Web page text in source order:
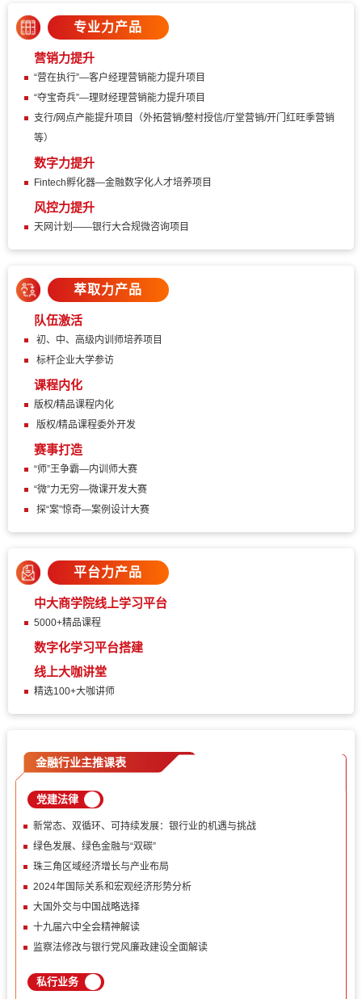
专业力产品
营销力提升
“营在执行”—客户经理营销能力提升项目
“夺宝奇兵”—理财经理营销能力提升项目
支行/网点产能提升项目（外拓营销/整村授信/厅堂营销/开门红旺季营销
等）
数字力提升
Fintech孵化器—金融数字化人才培养项目
风控力提升
天网计划——银行大合规微咨询项目
萃取力产品
队伍激活
初、中、高级内训师培养项目
标杆企业大学参访
课程内化
版权/精品课程内化
版权/精品课程委外开发
赛事打造
“师”王争霸—内训师大赛
“微”力无穷—微课开发大赛
探“案”惊奇—案例设计大赛
平台力产品
中大商学院线上学习平台
5000+精品课程
数字化学习平台搭建
线上大咖讲堂
精选100+大咖讲师
金融行业主推课表
党建法律
新常态、双循环、可持续发展：银行业的机遇与挑战
绿色发展、绿色金融与“双碳”
珠三角区域经济增长与产业布局
2024年国际关系和宏观经济形势分析
大国外交与中国战略选择
十九届六中全会精神解读
监察法修改与银行党风廉政建设全面解读
私行业务